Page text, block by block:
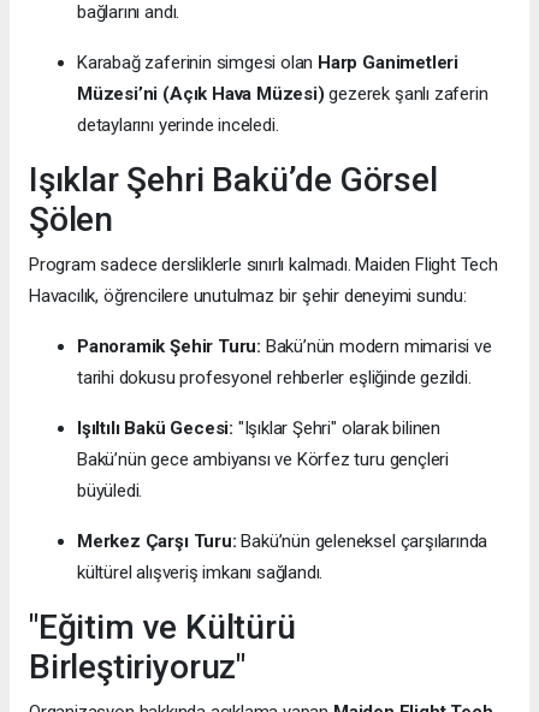
bağlarını andı.
Karabağ zaferinin simgesi olan Harp Ganimetleri
Müzesi’ni (Açık Hava Müzesi) gezerek şanlı zaferin
detaylarını yerinde inceledi.
Işıklar Şehri Bakü’de Görsel
Şölen
Program sadece dersliklerle sınırlı kalmadı. Maiden Flight Tech
Havacılık, öğrencilere unutulmaz bir şehir deneyimi sundu:
Panoramik Şehir Turu: Bakü’nün modern mimarisi ve
tarihi dokusu profesyonel rehberler eşliğinde gezildi.
Işıltılı Bakü Gecesi: "Işıklar Şehri" olarak bilinen
Bakü’nün gece ambiyansı ve Körfez turu gençleri
büyüledi.
Merkez Çarşı Turu: Bakü’nün geleneksel çarşılarında
kültürel alışveriş imkanı sağlandı.
"Eğitim ve Kültürü
Birleştiriyoruz"